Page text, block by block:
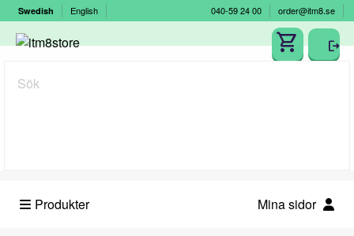
040-59 24 00 order@itm8.se
Swedish English
Sök
Produkter Mina sidor